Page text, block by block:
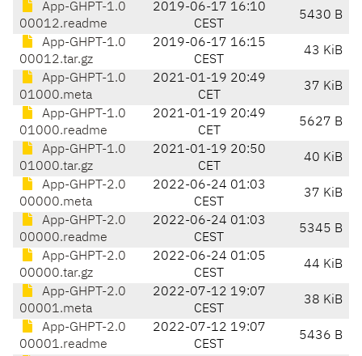
App-GHPT-1.0
00012.readme
2019-06-17 16:10
CEST
5430 B
App-GHPT-1.0
00012.tar.gz
2019-06-17 16:15
CEST
43 KiB
App-GHPT-1.0
01000.meta
2021-01-19 20:49
CET
37 KiB
App-GHPT-1.0
01000.readme
2021-01-19 20:49
CET
5627 B
App-GHPT-1.0
01000.tar.gz
2021-01-19 20:50
CET
40 KiB
App-GHPT-2.0
00000.meta
2022-06-24 01:03
CEST
37 KiB
App-GHPT-2.0
00000.readme
2022-06-24 01:03
CEST
5345 B
App-GHPT-2.0
00000.tar.gz
2022-06-24 01:05
CEST
44 KiB
App-GHPT-2.0
00001.meta
2022-07-12 19:07
CEST
38 KiB
App-GHPT-2.0
00001.readme
2022-07-12 19:07
CEST
5436 B